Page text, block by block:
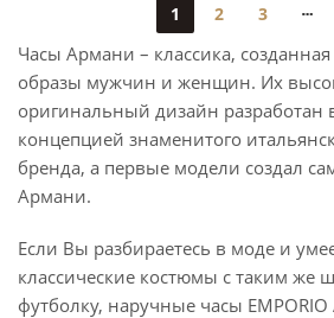
1 2 3
Часы Армани – классика,
образы мужчин и женщин. Их
оригинальный дизайн разработан
концепцией знаменитого
бренда, а первые модели создал
Армани.
Если Вы разбираетесь в моде и
классические костюмы с таким же
футболку, наручные часы EMPORIO